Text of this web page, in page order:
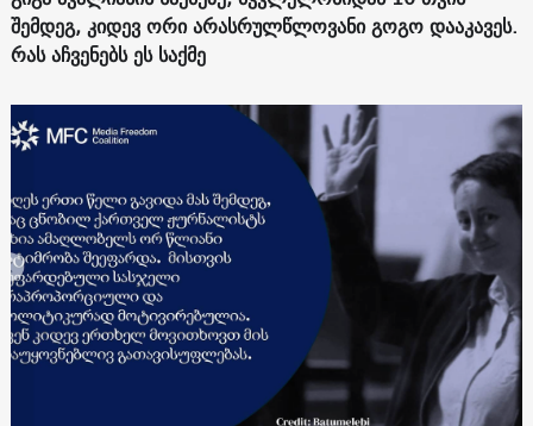
შემდეგ, კიდევ ორი არასრულწლოვანი გოგო დააკავეს.
რას აჩვენებს ეს საქმე